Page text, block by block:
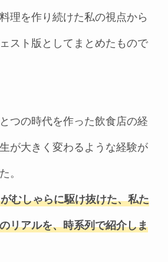
理を作り続けた私の視点から
スト版としてまとめたもので
つの時代を作った飲食店の経
が大きく変わるような経験が
。
むしゃらに駆け抜けた、私た
リアルを、時系列で紹介しま